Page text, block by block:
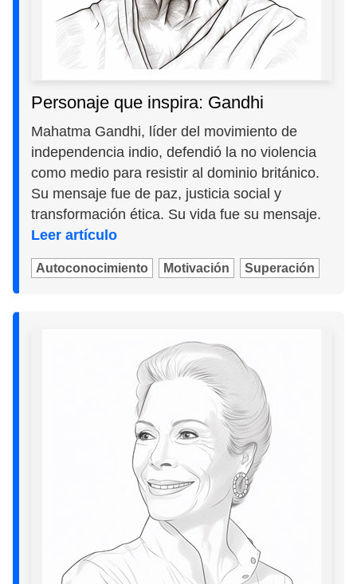
Personaje que inspira: Gandhi
Mahatma Gandhi, líder del movimiento de
independencia indio, defendió la no violencia
como medio para resistir al dominio británico.
Su mensaje fue de paz, justicia social y
transformación ética. Su vida fue su mensaje.
Leer artículo
Autoconocimiento Motivación Superación